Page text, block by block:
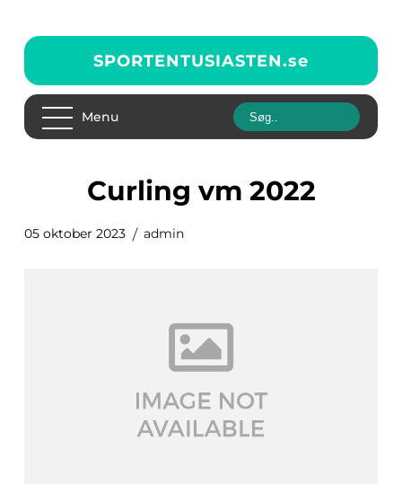
SPORTENTUSIASTEN.se
Menu
curling vm 2022
05 oktober 2023 admin